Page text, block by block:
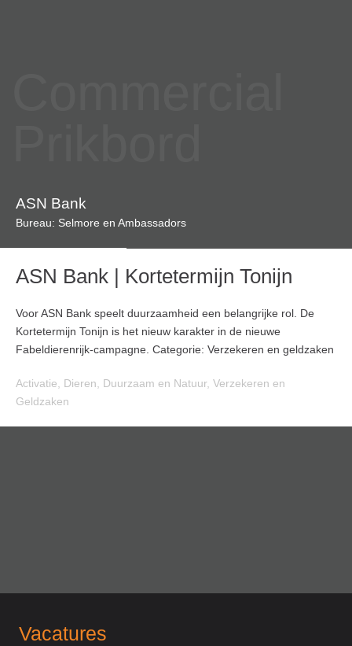
ASN Bank
Bureau: Selmore en Ambassadors
ASN Bank | Kortetermijn Tonijn
Voor ASN Bank speelt duurzaamheid een belangrijke rol. De
Kortetermijn Tonijn is het nieuw karakter in de nieuwe
Fabeldierenrijk-campagne. Categorie: Verzekeren en geldzaken
Activatie Dieren Duurzaam en Natuur, Verzekeren en
Geldzaken
Vacatures